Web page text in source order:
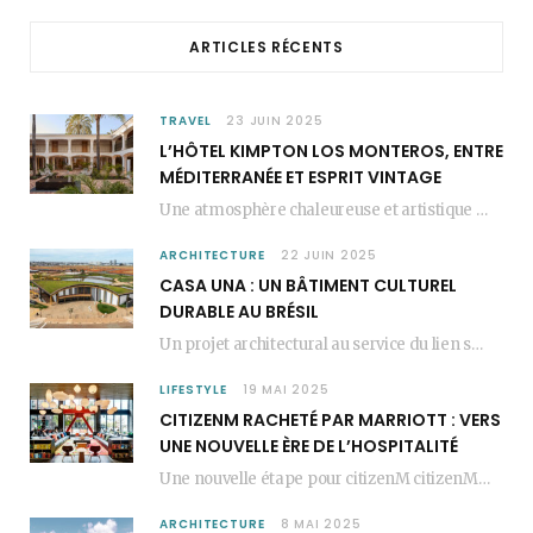
k
a
s
ARTICLES RÉCENTS
TRAVEL 23 JUIN 2025
L’HÔTEL KIMPTON LOS MONTEROS, ENTRE
MÉDITERRANÉE ET ESPRIT VINTAGE
Une atmosphère chaleureuse et artistique L’Hôtel Kimpton Los Monteros, récemment repensé par EL EQUIPO CREATIVO,…
ARCHITECTURE 22 JUIN 2025
CASA UNA : UN BÂTIMENT CULTUREL
DURABLE AU BRÉSIL
Un projet architectural au service du lien social Casa Una est un bâtiment culturel durable…
LIFESTYLE 19 MAI 2025
CITIZENM RACHETÉ PAR MARRIOTT : VERS
UNE NOUVELLE ÈRE DE L’HOSPITALITÉ
Une nouvelle étape pour citizenM citizenM racheté par Marriott, c’est une annonce qui marque un…
ARCHITECTURE 8 MAI 2025